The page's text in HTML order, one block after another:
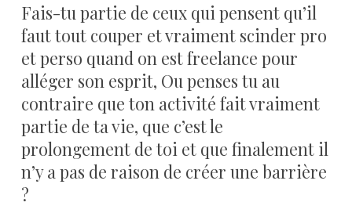
Fais-tu partie de ceux qui pensent qu’il
faut tout couper et vraiment scinder pro
et perso quand on est freelance pour
alléger son esprit, Ou penses tu au
contraire que ton activité fait vraiment
partie de ta vie, que c’est le
prolongement de toi et que finalement il
n’y a pas de raison de créer une barrière
?